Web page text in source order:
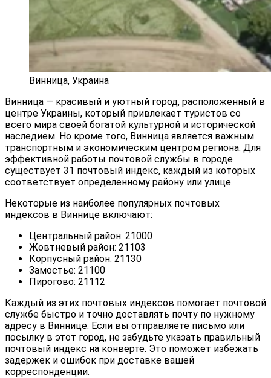
Винница, Украина
Винница — красивый и уютный город, расположенный в
центре Украины, который привлекает туристов со
всего мира своей богатой культурной и исторической
наследием. Но кроме того, Винница является важным
транспортным и экономическим центром региона. Для
эффективной работы почтовой службы в городе
существует 31 почтовый индекс, каждый из которых
соответствует определенному району или улице.
Некоторые из наиболее популярных почтовых
индексов в Виннице включают:
Центральный район: 21000
Жовтневый район: 21103
Корпусный район: 21130
Замостье: 21100
Пирогово: 21112
Каждый из этих почтовых индексов помогает почтовой
службе быстро и точно доставлять почту по нужному
адресу в Виннице. Если вы отправляете письмо или
посылку в этот город, не забудьте указать правильный
почтовый индекс на конверте. Это поможет избежать
задержек и ошибок при доставке вашей
корреспонденции.